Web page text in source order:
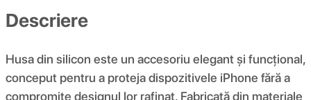
Descriere
Husa din silicon este un accesoriu elegant și funcțional,
conceput pentru a proteja dispozitivele iPhone fără a
compromite designul lor rafinat. Fabricată din materiale